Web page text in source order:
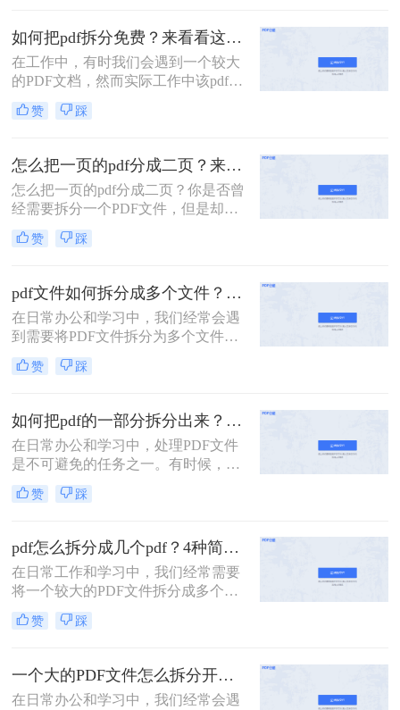
型的PDF文件拆分成多个小文件，以
便更方便地阅读、共享或打印。 那
么，pdf一个文件如何拆分多个文件
呢？下面我将为您详细介绍几种简单
有效的方法。
如何把pdf拆分免费？来看看这2个PDF拆分方法！
在工作中，有时我们会遇到一个较大
的PDF文档，然而实际工作中该pdf文
档的内容是分模块处理的。这时我们
就可以使用PDF拆分功能，将整个
文档，方便工作中文档的传输处理和
重要内容的查找。下面我们就将介绍
如何把pdf拆分免费方法，希望能给读
者的工作带来方便。
赞 踩
怎么把一页的pdf分成二页？来看看这3个PDF拆分方法！
怎么把一页的pdf分成二页？你是否曾
经需要拆分一个PDF文件，但是却不
知道该如何下手？PDF是一种常用的
文件格式，但是在某些情况下，我们
绍几种简单的方法，帮助你轻松拆分
PDF文件。
赞 踩
pdf文件如何拆分成多个文件？这三种方法教你轻松拆分！
在日常办公和学习中，我们经常会遇
到需要将PDF文件拆分为多个文件的
需求。无论是为了方便分享、减小文
件大小，还是为了将不同章节或内容
有用的技能。那么PDF文件如何拆分
成多个文件呢？本文将介绍三种常用
的方法，帮助你轻松拆分PDF文件。
赞 踩
如何把pdf的一部分拆分出来？这3种分割方法很简单！
在日常办公和学习中，处理PDF文件
是不可避免的任务之一。有时候，我
们需要从一份PDF文件中提取出某一
部分内容，以便与他人分享或用于其
出来呢？本文将介绍三种将PDF的一
部分拆分出来的方法。
赞 踩
pdf怎么拆分成几个pdf？4种简单方法分享~
在日常工作和学习中，我们经常需要
将一个较大的PDF文件拆分成多个较
小的PDF文件，以便于管理和分享。
那么pdf怎么拆分成几个pdf呢？以下
法，帮助用户轻松完成拆分任务。
赞 踩
一个大的PDF文件怎么拆分开成几个文件？这三种PDF拆分方法轻松搞定！
在日常办公和学习中，我们经常会遇